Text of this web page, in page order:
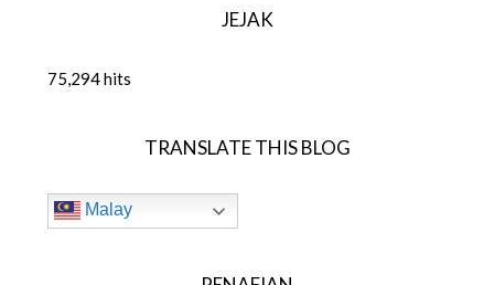
JEJAK
75,294 hits
TRANSLATE THIS BLOG
Malay